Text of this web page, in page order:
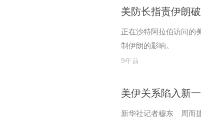
美防长指责伊朗
正在沙特阿拉伯访问的
制伊朗的影响。
9年前
美伊关系陷入新
新华社记者穆东 周而